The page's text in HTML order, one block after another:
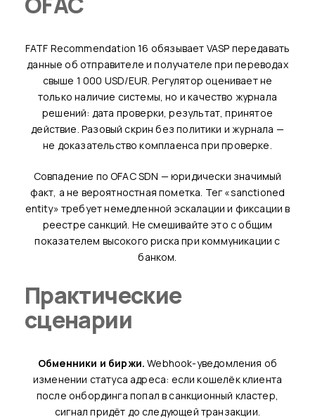
FATF Recommendation 16 обязывает VASP передавать
данные об отправителе и получателе при переводах
свыше 1 000 USD/EUR. Регулятор оценивает не
только наличие системы, но и качество журнала
решений: дата проверки, результат, принятое
действие. Разовый скрин без политики и журнала —
не доказательство комплаенса при проверке.
Совпадение по OFAC SDN — юридически значимый
факт, а не вероятностная пометка. Тег «sanctioned
entity» требует немедленной эскалации и фиксации в
реестре санкций. Не смешивайте это с общим
показателем высокого риска при коммуникации с
банком.
Практические
сценарии
Обменники и биржи. Webhook-уведомления об
изменении статуса адреса: если кошелёк клиента
после онбординга попал в санкционный кластер,
сигнал придёт до следующей транзакции.